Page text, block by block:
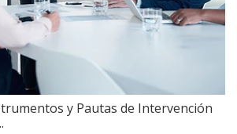
y Pautas de Intervención